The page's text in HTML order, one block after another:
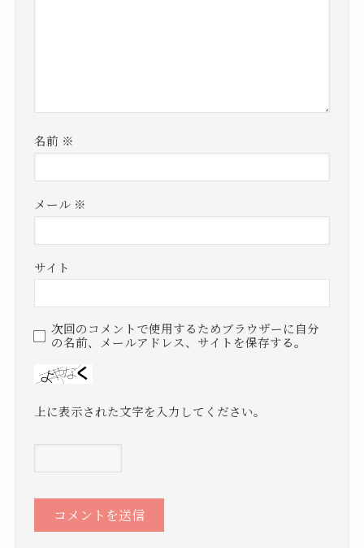
名前 ※
メール ※
サイト
次回のコメントで使用するためブラウザーに自分
の名前、メールアドレス、サイトを保存する。
上に表示された文字を入力してください。